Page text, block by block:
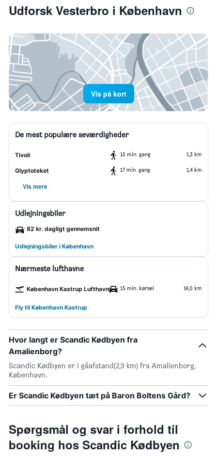
Udforsk Vesterbro i København
Vis på kort
De mest populære seværdigheder
Tivoli 15 min. gang 1,3 km
Glyptoteket 17 min. gang 1,4 km
Vis mere
Udlejningsbiler
82 kr. dagligt gennemsnit
Udlejningsbiler i København
Nærmeste lufthavne
København Kastrup Lufthavn 15 min. kørsel 14,0 km
Fly til København Kastrup
Hvor langt er Scandic Kødbyen fra
Amalienborg?
Scandic Kødbyen er i gåafstand(2,9 km) fra Amalienborg,
København.
Er Scandic Kødbyen tæt på Baron Boltens Gård?
Spørgsmål og svar i forhold til
booking hos Scandic Kødbyen